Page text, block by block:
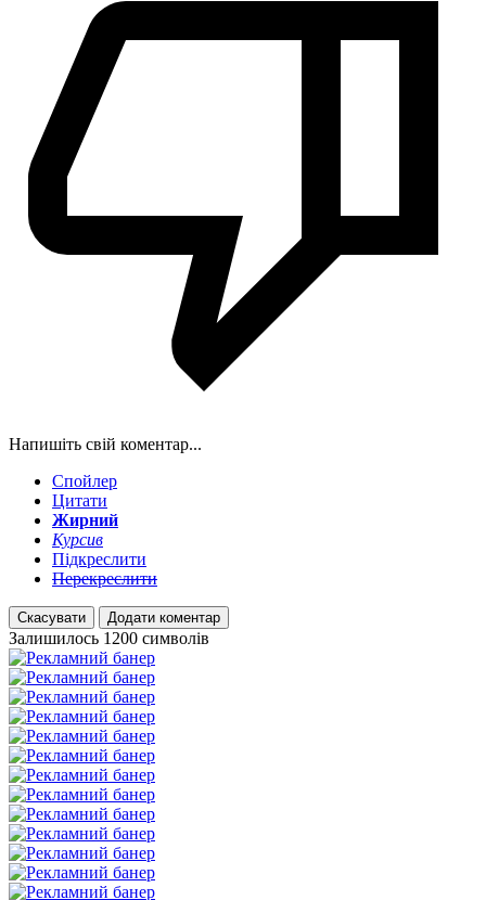
Напишіть свій коментар...
Спойлер
Цитати
Жирний
Курсив
Підкреслити
Перекреслити
Скасувати Додати коментар
Залишилось 1200 символів